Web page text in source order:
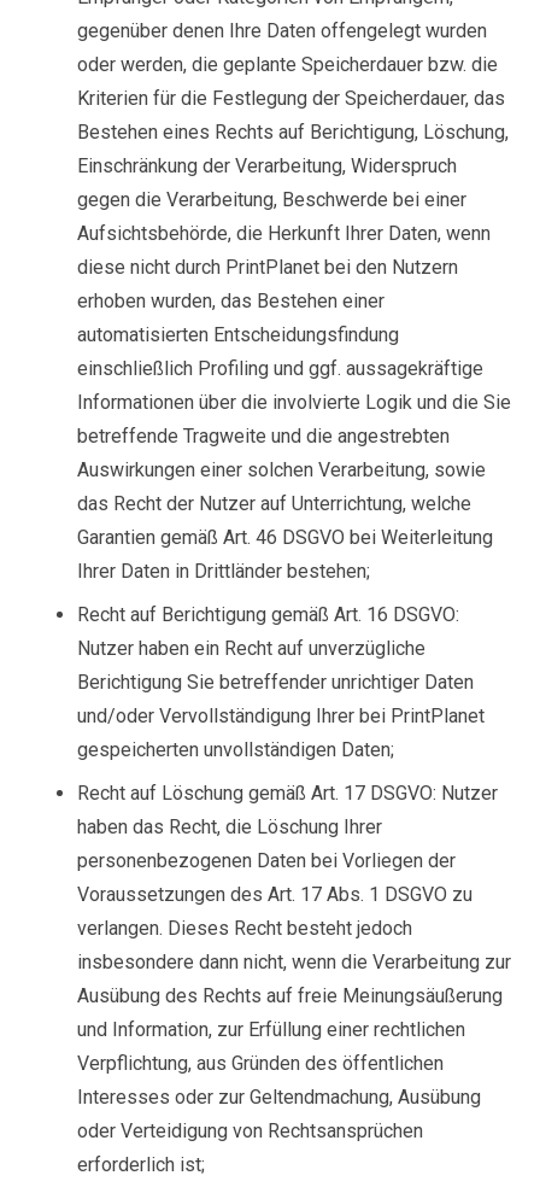
gegenüber denen Ihre Daten offengelegt wurden
oder werden, die geplante Speicherdauer bzw. die
Kriterien für die Festlegung der Speicherdauer, das
Bestehen eines Rechts auf Berichtigung, Löschung,
Einschränkung der Verarbeitung, Widerspruch
gegen die Verarbeitung, Beschwerde bei einer
Aufsichtsbehörde, die Herkunft Ihrer Daten, wenn
diese nicht durch PrintPlanet bei den Nutzern
erhoben wurden, das Bestehen einer
automatisierten Entscheidungsfindung
einschließlich Profiling und ggf. aussagekräftige
Informationen über die involvierte Logik und die Sie
betreffende Tragweite und die angestrebten
Auswirkungen einer solchen Verarbeitung, sowie
das Recht der Nutzer auf Unterrichtung, welche
Garantien gemäß Art. 46 DSGVO bei Weiterleitung
Ihrer Daten in Drittländer bestehen;
Recht auf Berichtigung gemäß Art. 16 DSGVO:
Nutzer haben ein Recht auf unverzügliche
Berichtigung Sie betreffender unrichtiger Daten
und/oder Vervollständigung Ihrer bei PrintPlanet
gespeicherten unvollständigen Daten;
Recht auf Löschung gemäß Art. 17 DSGVO: Nutzer
haben das Recht, die Löschung Ihrer
personenbezogenen Daten bei Vorliegen der
Voraussetzungen des Art. 17 Abs. 1 DSGVO zu
verlangen. Dieses Recht besteht jedoch
insbesondere dann nicht, wenn die Verarbeitung zur
Ausübung des Rechts auf freie Meinungsäußerung
und Information, zur Erfüllung einer rechtlichen
Verpflichtung, aus Gründen des öffentlichen
Interesses oder zur Geltendmachung, Ausübung
oder Verteidigung von Rechtsansprüchen
erforderlich ist;